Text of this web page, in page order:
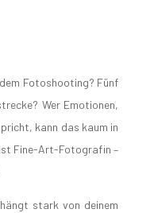
Fotoshooting? Fünf
Wer Emotionen,
kann das kaum in
Fine-Art-Fotografin –
stark von deinem